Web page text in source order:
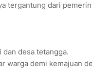
tergantung dari
desa tetangga.
warga demi kemajuan